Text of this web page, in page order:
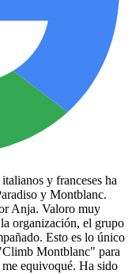
y franceses ha
y Montblanc.
Anja. Valoro muy
organización, el grupo
Esto es lo único
Montblanc" para
equivoqué. Ha sido